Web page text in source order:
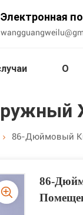
Электронная
О
86-Дюймовый
86-